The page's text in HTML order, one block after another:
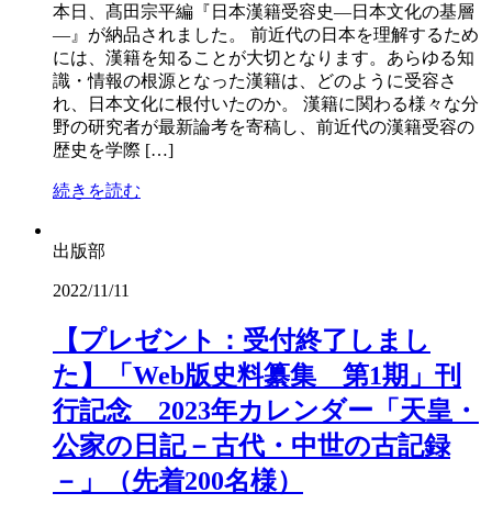
本日、髙田宗平編『日本漢籍受容史―日本文化の基層
―』が納品されました。 前近代の日本を理解するため
には、漢籍を知ることが大切となります。あらゆる知
識・情報の根源となった漢籍は、どのように受容さ
れ、日本文化に根付いたのか。 漢籍に関わる様々な分
野の研究者が最新論考を寄稿し、前近代の漢籍受容の
歴史を学際 […]
続きを読む
出版部
2022/11/11
【プレゼント：受付終了しまし
た】「Web版史料纂集 第1期」刊
行記念 2023年カレンダー「天皇・
公家の日記－古代・中世の古記録
－」（先着200名様）